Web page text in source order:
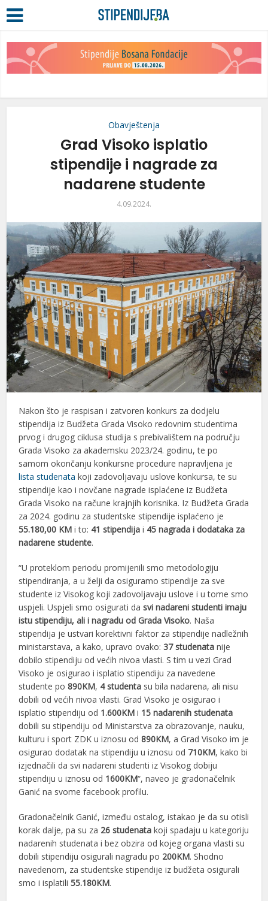
Obavještenja
Grad Visoko isplatio
stipendije i nagrade za
nadarene studente
4.09.2024.
Nakon što je raspisan i zatvoren konkurs za dodjelu
stipendija iz Budžeta Grada Visoko redovnim studentima
prvog i drugog ciklusa studija s prebivalištem na području
Grada Visoko za akademsku 2023/24. godinu, te po
samom okončanju konkursne procedure napravljena je
lista studenata koji zadovoljavaju uslove konkursa, te su
stipendije kao i novčane nagrade isplaćene iz Budžeta
Grada Visoko na račune krajnjih korisnika. Iz Budžeta Grada
za 2024. godinu za studentske stipendije isplaćeno je
55.180,00 KM i to: 41 stipendija i 45 nagrada i dodataka za
nadarene studente.
“U proteklom periodu promijenili smo metodologiju
stipendiranja, a u želji da osiguramo stipendije za sve
studente iz Visokog koji zadovoljavaju uslove i u tome smo
uspjeli. Uspjeli smo osigurati da svi nadareni studenti imaju
istu stipendiju, ali i nagradu od Grada Visoko. Naša
stipendija je ustvari korektivni faktor za stipendije nadležnih
ministarstava, a kako, upravo ovako:37 studenata nije
dobilo stipendiju od većih nivoa vlasti. S tim u vezi Grad
Visoko je osigurao i isplatio stipendiju za navedene
studente po 890KM, 4 studenta su bila nadarena, ali nisu
dobili od većih nivoa vlasti. Grad Visoko je osigurao i
isplatio stipendiju od 1.600KM i 15 nadarenih studenata
dobili su stipendiju od Ministarstva za obrazovanje, nauku,
kulturu i sport ZDK u iznosu od 890KM, a Grad Visoko im je
osigurao dodatak na stipendiju u iznosu od 710KM, kako bi
izjednačili da svi nadareni studenti iz Visokog dobiju
stipendiju u iznosu od 1600KM“, naveo je gradonačelnik
Ganić na svome facebook profilu.
Gradonačelnik Ganić, između ostalog, istakao je da su otisli
korak dalje, pa su za 26 studenata koji spadaju u kategoriju
nadarenih studenata i bez obzira od kojeg organa vlasti su
dobili stipendiju osigurali nagradu po 200KM. Shodno
navedenom, za studentske stipendije iz budžeta osigurali
smo i isplatili55.180KM.